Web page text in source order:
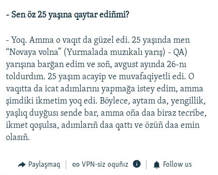
- Sen öz 25 yaşına qaytar ediñmi?
- Yoq. Amma o vaqıt da güzel edi. 25 yaşında men
“Novaya volna” (Yurmalada muzıkalı yarış) - QA)
yarışına barğan edim ve soñ, avgust ayında 26-nı
toldurdım. 25 yaşım acayip ve muvafaqiyetli edi. O
vaqıtta da icat adımlarını yapmağa istey edim, amma
şimdiki ikmetim yoq edi. Böylece, aytam da, yengillik,
yaşlıq duyğusı sende bar, amma oña daa biraz tecribe,
ikmet qoşulsa, adımlarıñ daa qattı ve özüñ daa emin
olasıñ.
Paylaşmaq VPN-siz oquñız Follow us